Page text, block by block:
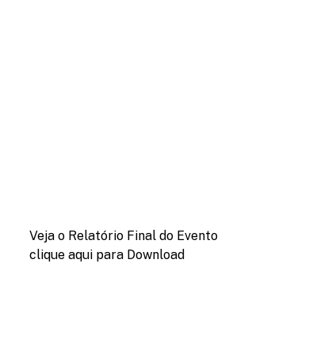
Veja o Relatório Final do Evento
clique aqui para Download